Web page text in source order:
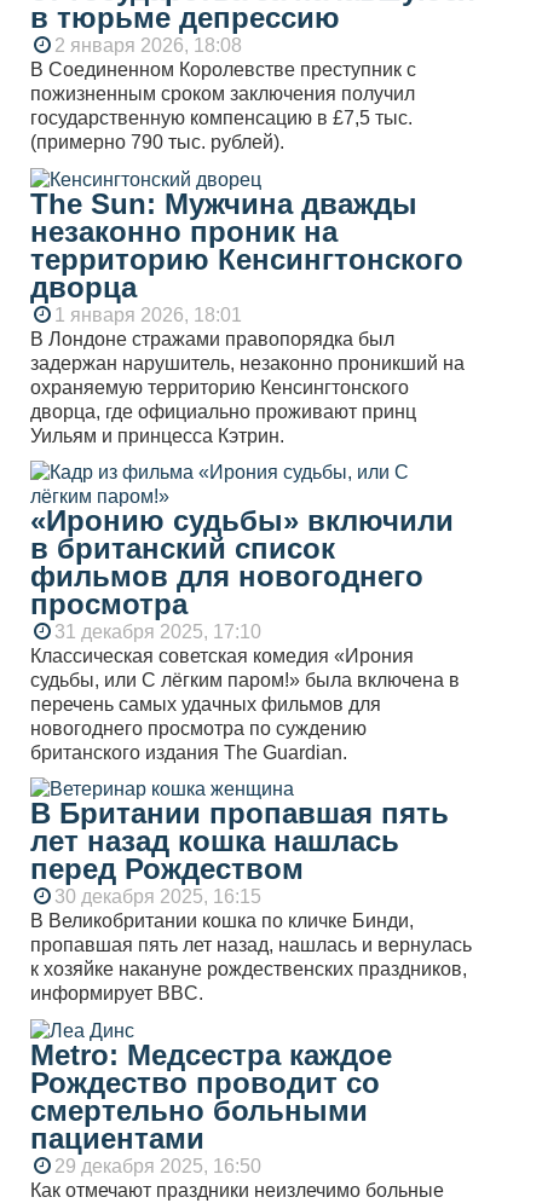
в тюрьме депрессию
2 января 2026, 18:08
В Соединенном Королевстве преступник с
пожизненным сроком заключения получил
государственную компенсацию в £7,5 тыс.
(примерно 790 тыс. рублей).
The Sun: Мужчина дважды
незаконно проник на
территорию Кенсингтонского
дворца
1 января 2026, 18:01
В Лондоне стражами правопорядка был
задержан нарушитель, незаконно проникший на
охраняемую территорию Кенсингтонского
дворца, где официально проживают принц
Уильям и принцесса Кэтрин.
«Иронию судьбы» включили
в британский список
фильмов для новогоднего
просмотра
31 декабря 2025, 17:10
Классическая советская комедия «Ирония
судьбы, или С лёгким паром!» была включена в
перечень самых удачных фильмов для
новогоднего просмотра по суждению
британского издания The Guardian.
В Британии пропавшая пять
лет назад кошка нашлась
перед Рождеством
30 декабря 2025, 16:15
В Великобритании кошка по кличке Бинди,
пропавшая пять лет назад, нашлась и вернулась
к хозяйке накануне рождественских праздников,
информирует BBC.
Metro: Медсестра каждое
Рождество проводит со
смертельно больными
пациентами
29 декабря 2025, 16:50
Как отмечают праздники неизлечимо больные